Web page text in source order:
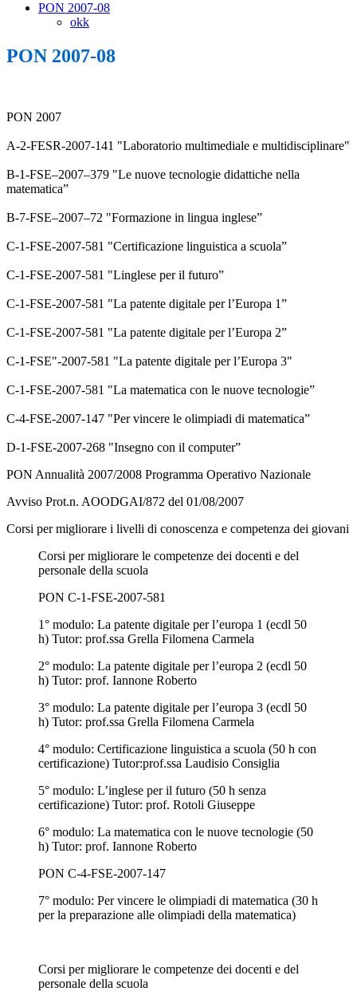
PON 2007-08
okk
PON 2007-08
PON 2007
A-2-FESR-2007-141 "Laboratorio multimediale e multidisciplinare"
B-1-FSE–2007–379 "Le nuove tecnologie didattiche nella
matematica”
B-7-FSE–2007–72 "Formazione in lingua inglese”
C-1-FSE-2007-581 "Certificazione linguistica a scuola”
C-1-FSE-2007-581 "Linglese per il futuro”
C-1-FSE-2007-581 "La patente digitale per l’Europa 1”
C-1-FSE-2007-581 "La patente digitale per l’Europa 2”
C-1-FSE"-2007-581 "La patente digitale per l’Europa 3"
C-1-FSE-2007-581 "La matematica con le nuove tecnologie”
C-4-FSE-2007-147 "Per vincere le olimpiadi di matematica”
D-1-FSE-2007-268 "Insegno con il computer”
PON Annualità 2007/2008 Programma Operativo Nazionale
Avviso Prot.n. AOODGAI/872 del 01/08/2007
Corsi per migliorare i livelli di conoscenza e competenza dei giovani
Corsi per migliorare le competenze dei docenti e del
personale della scuola
PON C-1-FSE-2007-581
1° modulo: La patente digitale per l’europa 1 (ecdl 50
h) Tutor: prof.ssa Grella Filomena Carmela
2° modulo: La patente digitale per l’europa 2 (ecdl 50
h) Tutor: prof. Iannone Roberto
3° modulo: La patente digitale per l’europa 3 (ecdl 50
h) Tutor: prof.ssa Grella Filomena Carmela
4° modulo: Certificazione linguistica a scuola (50 h con
certificazione) Tutor:prof.ssa Laudisio Consiglia
5° modulo: L’inglese per il futuro (50 h senza
certificazione) Tutor: prof. Rotoli Giuseppe
6° modulo: La matematica con le nuove tecnologie (50
h) Tutor: prof. Iannone Roberto
PON C-4-FSE-2007-147
7° modulo: Per vincere le olimpiadi di matematica (30 h
per la preparazione alle olimpiadi della matematica)
Corsi per migliorare le competenze dei docenti e del
personale della scuola